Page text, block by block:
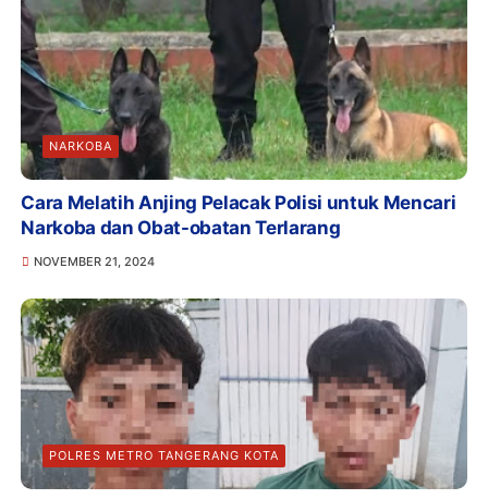
NARKOBA
Cara Melatih Anjing Pelacak Polisi untuk Mencari
Narkoba dan Obat-obatan Terlarang
NOVEMBER 21, 2024
POLRES METRO TANGERANG KOTA